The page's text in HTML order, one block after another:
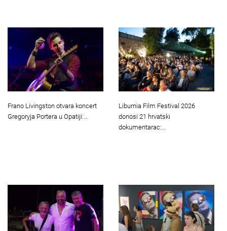
Frano Livingston otvara koncert
Gregoryja Portera u Opatiji:…
Liburnia Film Festival 2026
donosi 21 hrvatski
dokumentarac:…